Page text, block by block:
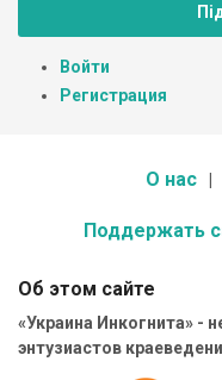
Войти
Регистрация
О нас
Поддержать
Об этом сайте
«Украина Инкогнита» -
энтузиастов